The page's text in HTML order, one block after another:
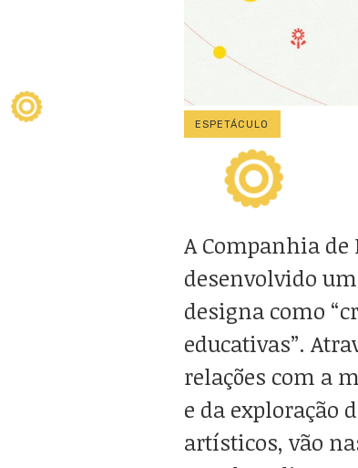
ESPETÁCULO
A Companhia
desenvolvido
designa como
educativas”.
relações com a
e da exploração
artísticos, vão